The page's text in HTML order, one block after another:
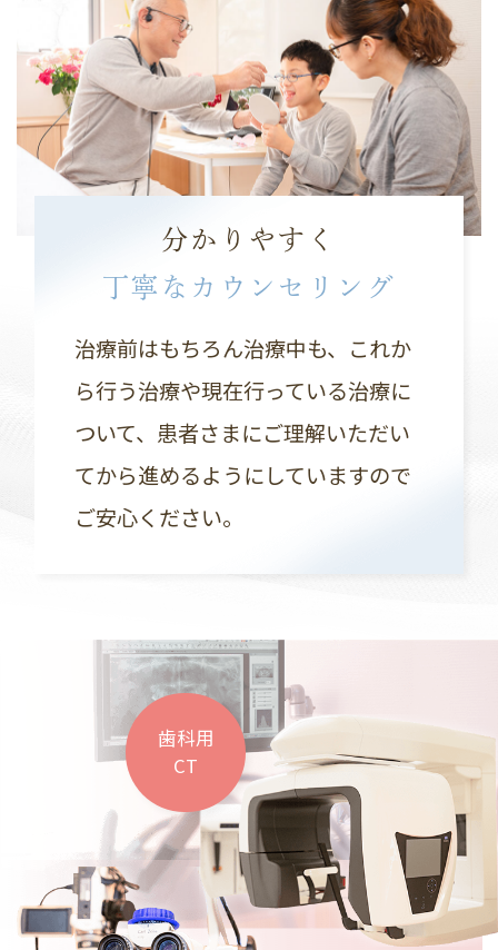
分かりやすく
丁寧なカウンセリング
治療前はもちろん治療中も、これか
ら行う治療や現在行っている治療に
ついて、患者さまにご理解いただい
てから進めるようにしていますので
ご安心ください。
歯科用
CT